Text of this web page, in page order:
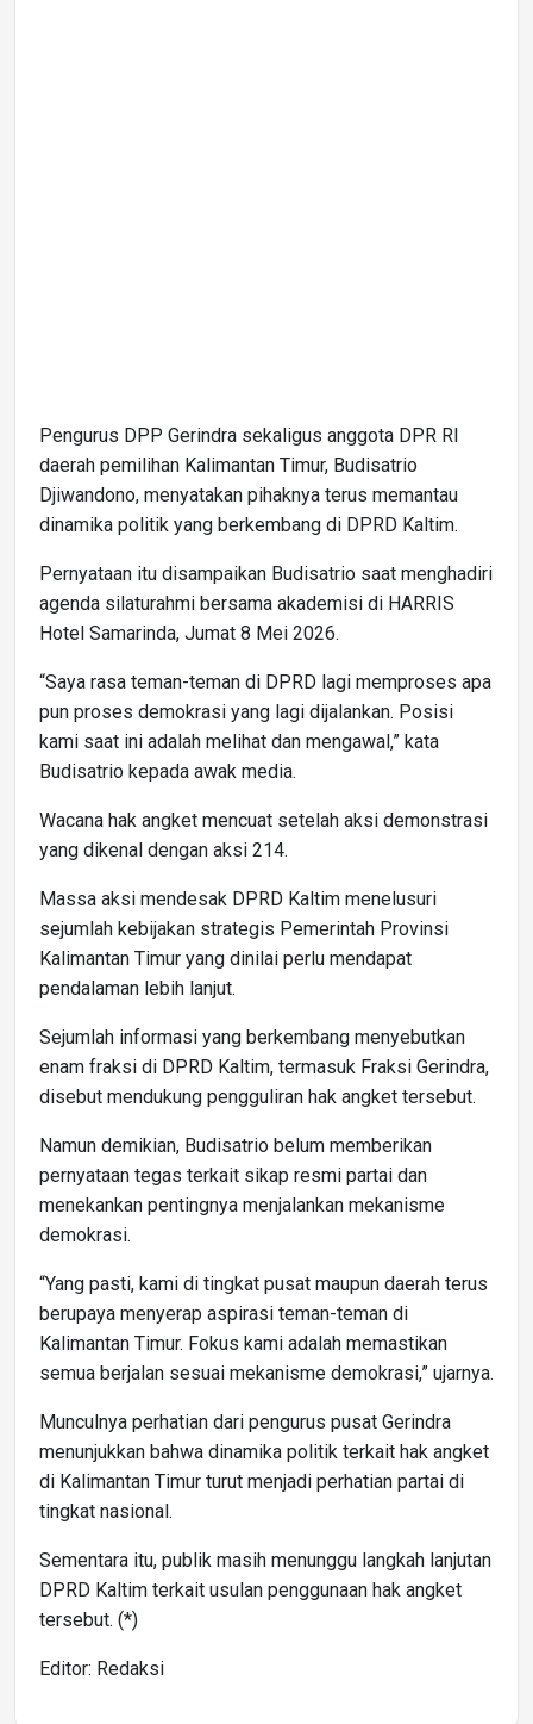
Pengurus DPP Gerindra sekaligus anggota DPR RI
daerah pemilihan Kalimantan Timur, Budisatrio
Djiwandono, menyatakan pihaknya terus memantau
dinamika politik yang berkembang di DPRD Kaltim.
Pernyataan itu disampaikan Budisatrio saat menghadiri
agenda silaturahmi bersama akademisi di HARRIS
Hotel Samarinda, Jumat 8 Mei 2026.
“Saya rasa teman-teman di DPRD lagi memproses apa
pun proses demokrasi yang lagi dijalankan. Posisi
kami saat ini adalah melihat dan mengawal,” kata
Budisatrio kepada awak media.
Wacana hak angket mencuat setelah aksi demonstrasi
yang dikenal dengan aksi 214.
Massa aksi mendesak DPRD Kaltim menelusuri
sejumlah kebijakan strategis Pemerintah Provinsi
Kalimantan Timur yang dinilai perlu mendapat
pendalaman lebih lanjut.
Sejumlah informasi yang berkembang menyebutkan
enam fraksi di DPRD Kaltim, termasuk Fraksi Gerindra,
disebut mendukung pengguliran hak angket tersebut.
Namun demikian, Budisatrio belum memberikan
pernyataan tegas terkait sikap resmi partai dan
menekankan pentingnya menjalankan mekanisme
demokrasi.
“Yang pasti, kami di tingkat pusat maupun daerah terus
berupaya menyerap aspirasi teman-teman di
Kalimantan Timur. Fokus kami adalah memastikan
semua berjalan sesuai mekanisme demokrasi,” ujarnya.
Munculnya perhatian dari pengurus pusat Gerindra
menunjukkan bahwa dinamika politik terkait hak angket
di Kalimantan Timur turut menjadi perhatian partai di
tingkat nasional.
Sementara itu, publik masih menunggu langkah lanjutan
DPRD Kaltim terkait usulan penggunaan hak angket
tersebut. (*)
Editor: Redaksi